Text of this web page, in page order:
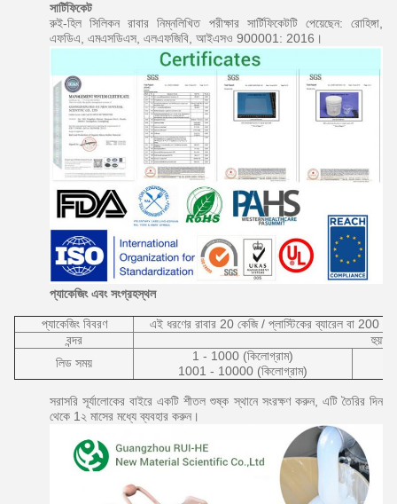
সার্টিফিকেট
রুই-হিল সিলিকন রাবার নিম্নলিখিত পরীক্ষার সার্টিফিকেটটি পেয়েছেন: রোহিঙ্গা,
এফডিএ, এমএসডিএস, এলএফজিবি, আইএসও 900001: 2016।
প্যাকেজিং এবং সংগ্রহস্থল
প্যাকেজিং বিবরণ
এই ধরণের রাবার 20 কেজি / প্লাস্টিকের ব্যারেল বা 200
বন্দর
লিড সময়
1 - 1000 (কিলোগ্রাম)
1001 - 10000 (কিলোগ্রাম)
সরাসরি সূর্যালোকের বাইরে একটি শীতল শুষ্ক স্থানে সংরক্ষণ করুন, এটি তৈরির দিন
থেকে 1২ মাসের মধ্যে ব্যবহার করুন।